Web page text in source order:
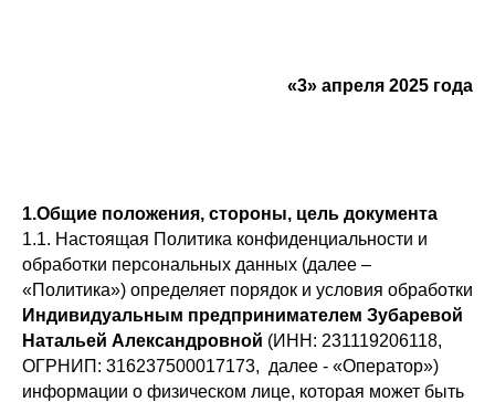
«3» апреля 2025 года
1.Общие положения, стороны, цель документа
1.1. Настоящая Политика конфиденциальности и
обработки персональных данных (далее –
«Политика») определяет порядок и условия обработки
Индивидуальным предпринимателем Зубаревой
Натальей Александровной (ИНН: 231119206118,
ОГРНИП: 316237500017173, далее - «Оператор»)
информации о физическом лице, которая может быть